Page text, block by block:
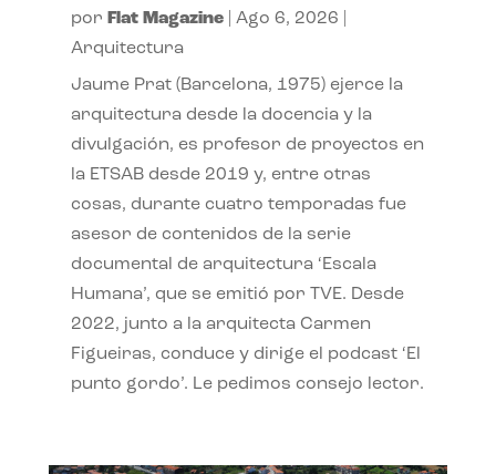
por Flat Magazine| Ago 6, 2026
Arquitectura
Jaume Prat (Barcelona, 1975) ejerce la
arquitectura desde la docencia y la
divulgación, es profesor de proyectos en
la ETSAB desde 2019 y, entre otras
cosas, durante cuatro temporadas fue
asesor de contenidos de la serie
documental de arquitectura ‘Escala
Humana’, que se emitió por TVE. Desde
2022, junto a la arquitecta Carmen
Figueiras, conduce y dirige el podcast ‘El
punto gordo’. Le pedimos consejo lector.